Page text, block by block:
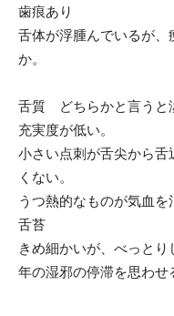
歯痕あり
舌体が浮腫んでいるが
か。
舌質 どちらかと言うと
充実度が低い。
小さい点刺が舌尖から
くない。
うつ熱的なものが気血を
舌苔
きめ細かいが、べっと
年の湿邪の停滞を思わせ